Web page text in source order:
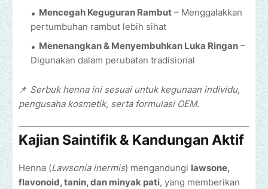
Mencegah Keguguran Rambut – Menggalakkan
pertumbuhan rambut lebih sihat
Menenangkan & Menyembuhkan Luka Ringan –
Digunakan dalam perubatan tradisional
📌 Serbuk henna ini sesuai untuk kegunaan individu,
pengusaha kosmetik, serta formulasi OEM.
Kajian Saintifik & Kandungan Aktif
Henna (Lawsonia inermis) mengandungi lawsone,
flavonoid, tanin, dan minyak pati, yang memberikan